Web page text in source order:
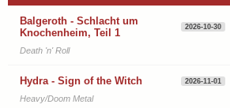
Balgeroth - Schlacht um
Knochenheim, Teil 1
2026-10-30
Death 'n' Roll
Hydra - Sign of the Witch 2026-11-01
Heavy/Doom Metal